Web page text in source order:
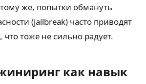
же, попытки обмануть
(jailbreak) часто приводят
что тоже не сильно радует.
как навык